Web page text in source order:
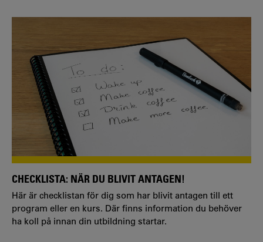
CHECKLISTA: NÄR DU BLIVIT ANTAGEN!
Här är checklistan för dig som har blivit antagen till ett
program eller en kurs. Där finns information du behöver
ha koll på innan din utbildning startar.